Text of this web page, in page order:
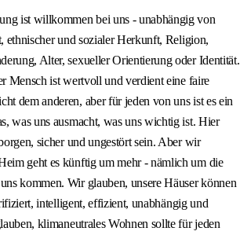
ist willkommen bei uns - unabhängig von
ethnischer und sozialer Herkunft, Religion,
Alter, sexueller Orientierung oder Identität.
Mensch ist wertvoll und verdient eine faire
dem anderen, aber für jeden von uns ist es ein
was uns ausmacht, was uns wichtig ist. Hier
sicher und ungestört sein. Aber wir
geht es künftig um mehr - nämlich um die
kommen. Wir glauben, unsere Häuser können
intelligent, effizient, unabhängig und
klimaneutrales Wohnen sollte für jeden